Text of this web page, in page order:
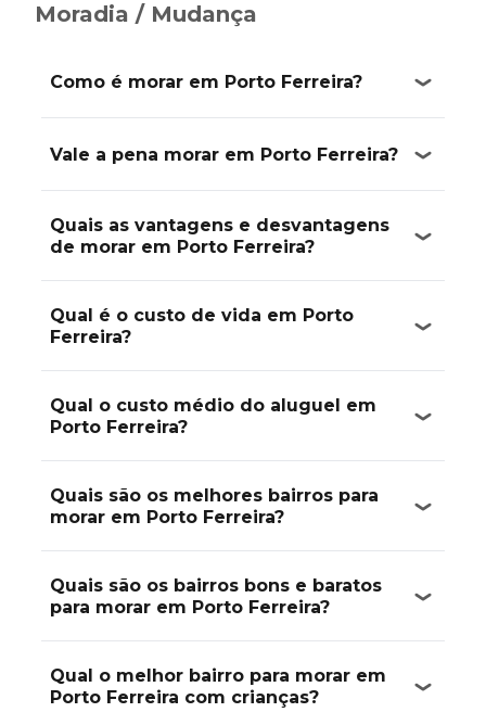
Moradia / Mudança
Como é morar em Porto Ferreira?
Vale a pena morar em Porto Ferreira?
Quais as vantagens e desvantagens
de morar em Porto Ferreira?
Qual é o custo de vida em Porto
Ferreira?
Qual o custo médio do aluguel em
Porto Ferreira?
Quais são os melhores bairros para
morar em Porto Ferreira?
Quais são os bairros bons e baratos
para morar em Porto Ferreira?
Qual o melhor bairro para morar em
Porto Ferreira com crianças?